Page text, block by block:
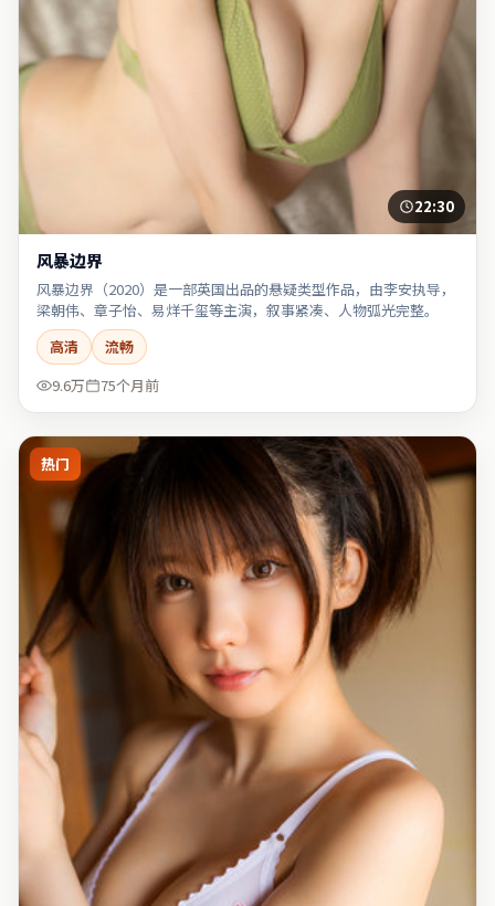
22:30
风暴边界
风暴边界（2020）是一部英国出品的悬疑类型作品，由李安执导，
梁朝伟、章子怡、易烊千玺等主演，叙事紧凑、人物弧光完整。
高清
流畅
9.6万
75个月前
热门